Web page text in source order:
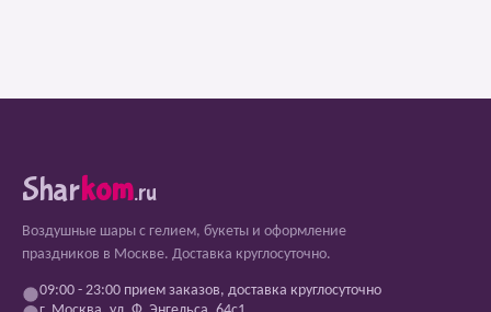
Sharkom.ru
Воздушные шары с гелием, букеты и оформление
праздников в Москве. Доставка круглосуточно.
09:00 - 23:00 прием заказов, доставка круглосуточно